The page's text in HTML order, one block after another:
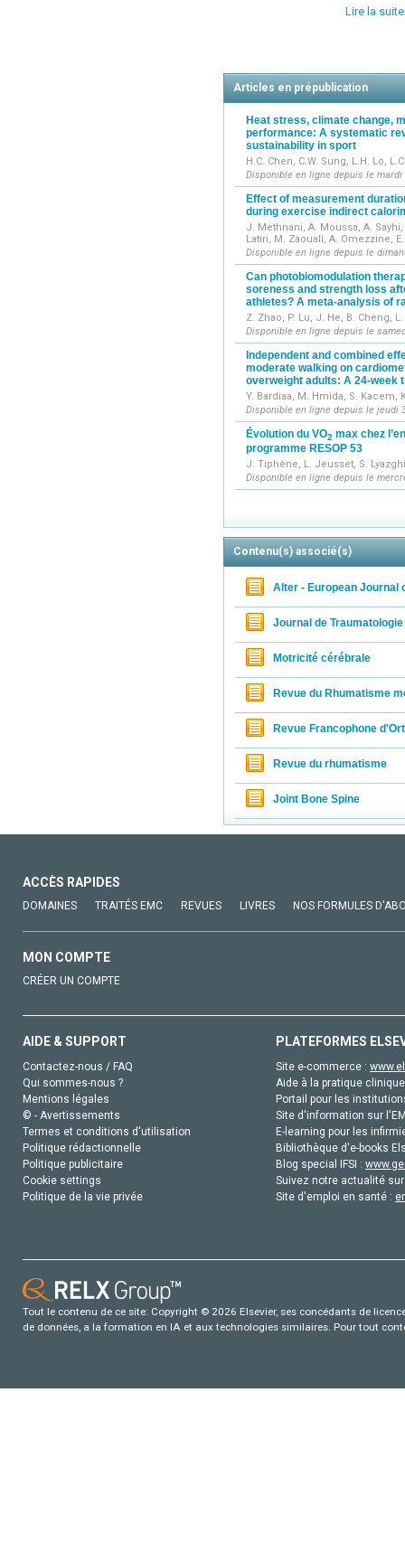
notes and
Lire la suite
Articles en prépublication
Heat stress, climate change,
performance: A systematic
sustainability in sport
H.C. Chen, C.W. Sung, L.H. Lo,
Disponible en ligne depuis le mardi
Effect of measurement
during exercise indirect
J. Methnani, A. Moussa, A.
Latiri, M. Zaouali, A. Omezzine,
Disponible en ligne depuis le
Can photobiomodulation
soreness and strength loss
athletes? A meta-analysis of
Z. Zhao, P. Lu, J. He, B. Cheng, L.
Disponible en ligne depuis le
Independent and combined
moderate walking on
overweight adults: A 24-week
Y. Bardiaa, M. Hmida, S. Kacem,
Disponible en ligne depuis le jeudi
Évolution du VO2 max chez
programme RESOP 53
J. Tiphène, L. Jeusset, S.
Disponible en ligne depuis le
Contenu(s) associé(s)
Alter - European Journal
Journal de
Motricité cérébrale
Revue du Rhumatisme
Revue Francophone
Revue du rhumatisme
Joint Bone Spine
ACCÈS RAPIDES
DOMAINES TRAITÉS EMC REVUES LIVRES NOS FORMULES
MON COMPTE
CRÉER UN COMPTE
AIDE & SUPPORT
Contactez-nous / FAQ
Qui sommes-nous ?
Mentions légales
© - Avertissements
Termes et conditions d'utilisation
Politique rédactionnelle
Politique publicitaire
Cookie settings
Politique de la vie privée
PLATEFORMES
Site e-commerce :
Aide à la pratique
Portail pour les
Site d'information sur
E-learning pour les
Bibliothèque d'e-books
Blog special IFSI :
Suivez notre actualité
Site d'emploi en santé :
Tout le contenu de ce site: Copyright © 2026 Elsevier, ses concédants de
de données, a la formation en IA et aux technologies similaires. Pour tout